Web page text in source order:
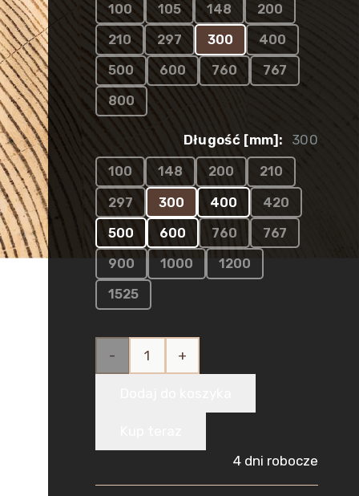
100 105 148 200
210 297 300 400
500 600 760 767
800
Długość [mm]: 300
100 148 200 210
297 300 400 420
500 600 760 767
900 1000 1200
1525
ilość
do Lasera
3mm
4 dni robocze